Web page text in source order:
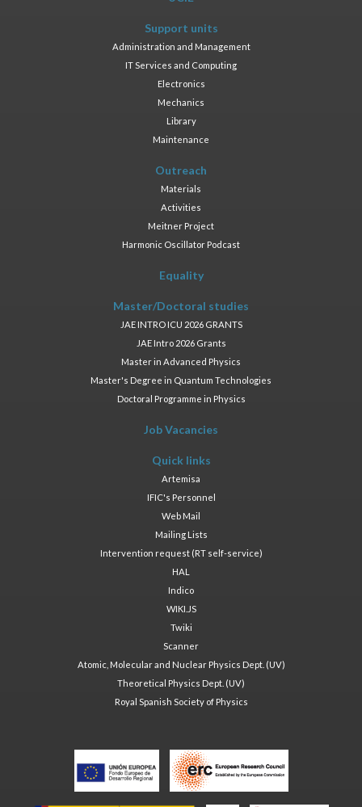
Support units
Administration and Management
IT Services and Computing
Electronics
Mechanics
Library
Maintenance
Outreach
Materials
Activities
Meitner Project
Harmonic Oscillator Podcast
Equality
Master/Doctoral studies
JAE INTRO ICU 2026 GRANTS
JAE Intro 2026 Grants
Master in Advanced Physics
Master's Degree in Quantum Technologies
Doctoral Programme in Physics
Job Vacancies
Quick links
Artemisa
IFIC's Personnel
Web Mail
Mailing Lists
Intervention request (RT self-service)
HAL
Indico
WIKI.JS
Twiki
Scanner
Atomic, Molecular and Nuclear Physics Dept. (UV)
Theoretical Physics Dept. (UV)
Royal Spanish Society of Physics